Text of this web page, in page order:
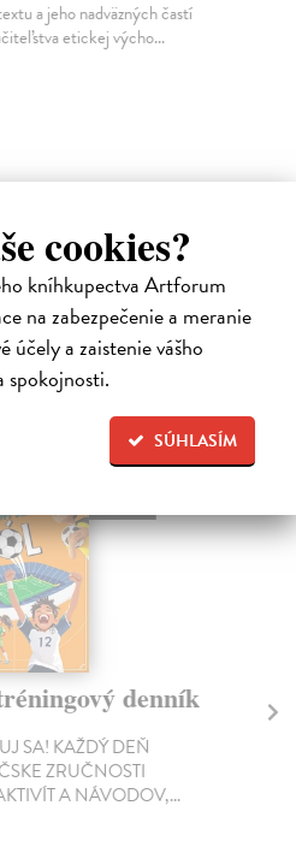
cookies?
kníhkupectva Artforum
na zabezpečenie a meranie
a zaistenie vášho
spokojnosti.
SÚHLASÍM
a jeho nadväzných častí
etickej výcho...
vkusom si
aj:
denník
SA! KAŽDÝ DEŇ
ZRUČNOSTI
A NÁVODOV,...